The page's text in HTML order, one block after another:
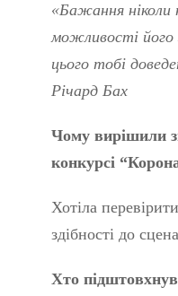
«Бажання ніколи
можливості його
цього тобі
Річард Бах
Чому вирішили
конкурсі
Хотіла
здібності до
Хто